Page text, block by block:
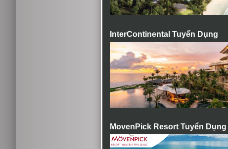
InterContinental Tuyển Dụng
MovenPick Resort Tuyển Dụng